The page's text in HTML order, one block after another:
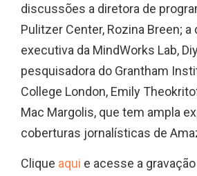
discussões a diretora de
Pulitzer Center, Rozina Breen; a
executiva da MindWorks Lab,
pesquisadora do Grantham
College London, Emily
Mac Margolis, que tem ampla
coberturas jornalísticas de
Clique aqui e acesse a